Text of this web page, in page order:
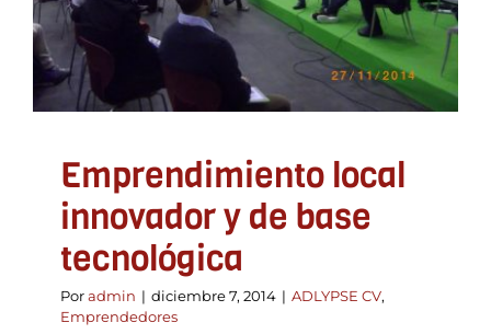
ADLYPSE CV Emprendedores
Emprendimiento local
innovador y de base
tecnológica
Poradmin | diciembre 7, 2014 | ADLYPSE CV,
Emprendedores